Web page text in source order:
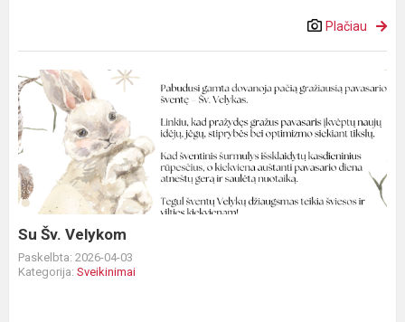
Plačiau
Su
Šv.
Velykom
Su Šv. Velykom
Paskelbta: 2026-04-03
Kategorija: Sveikinimai